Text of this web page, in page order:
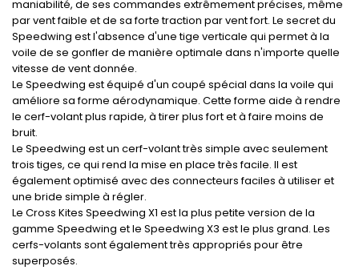
maniabilité, de ses commandes extrêmement précises, même
par vent faible et de sa forte traction par vent fort. Le secret du
Speedwing est l'absence d'une tige verticale qui permet à la
voile de se gonfler de manière optimale dans n'importe quelle
vitesse de vent donnée.
Le Speedwing est équipé d'un coupé spécial dans la voile qui
améliore sa forme aérodynamique. Cette forme aide à rendre
le cerf-volant plus rapide, à tirer plus fort et à faire moins de
bruit.
Le Speedwing est un cerf-volant très simple avec seulement
trois tiges, ce qui rend la mise en place très facile. Il est
également optimisé avec des connecteurs faciles à utiliser et
une bride simple à régler.
Le Cross Kites Speedwing X1 est la plus petite version de la
gamme Speedwing et le Speedwing X3 est le plus grand. Les
cerfs-volants sont également très appropriés pour être
superposés.